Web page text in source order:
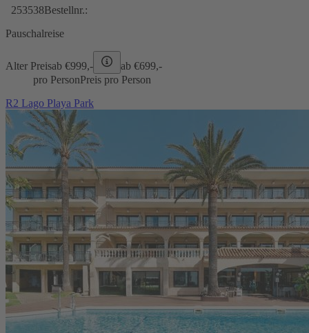
253538Bestellnr.:
Pauschalreise
Alter Preisab €999,- ab €699,-
pro PersonPreis pro Person
R2 Lago Playa Park